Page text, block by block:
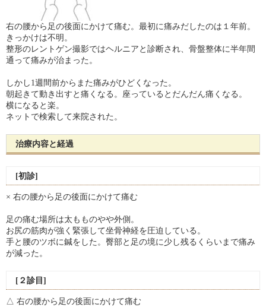
右の腰から足の後面にかけて痛む。最初に痛みだしたのは１年前。
きっかけは不明。
整形のレントゲン撮影ではヘルニアと診断され、骨盤整体に半年間
通って痛みが治まった。
しかし1週間前からまた痛みがひどくなった。
朝起きて動き出すと痛くなる。座っているとだんだん痛くなる。
横になると楽。
ネットで検索して来院された。
治療内容と経過
[初診]
× 右の腰から足の後面にかけて痛む
足の痛む場所は太もものやや外側。
お尻の筋肉が強く緊張して坐骨神経を圧迫している。
手と腰のツボに鍼をした。臀部と足の境に少し残るくらいまで痛み
が減った。
[２診目]
△ 右の腰から足の後面にかけて痛む